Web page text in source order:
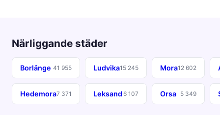
Närliggande städer
Borlänge 41 955 Ludvika15 245 Mora12 602
Hedemora7 371 Leksand 6 107 Orsa 5 349